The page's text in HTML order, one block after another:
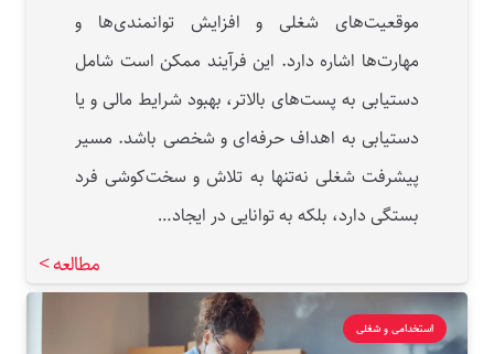
موقعیت‌های شغلی و افزایش توانمندی‌ها و
مهارت‌ها اشاره دارد. این فرآیند ممکن است شامل
دستیابی به پست‌های بالاتر، بهبود شرایط مالی و یا
دستیابی به اهداف حرفه‌ای و شخصی باشد. مسیر
پیشرفت شغلی نه‌تنها به تلاش و سخت‌کوشی فرد
بستگی دارد، بلکه به توانایی در ایجاد…
مطالعه >
استخدامی و شغلی